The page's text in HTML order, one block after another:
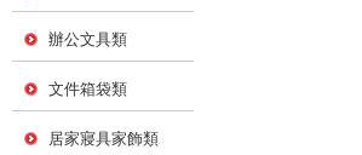
辦公文具類
文件箱袋類
居家寢具家飾類